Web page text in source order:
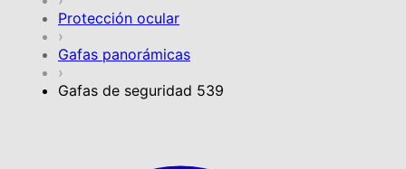
Protección ocular
›
Gafas panorámicas
›
Gafas de seguridad 539